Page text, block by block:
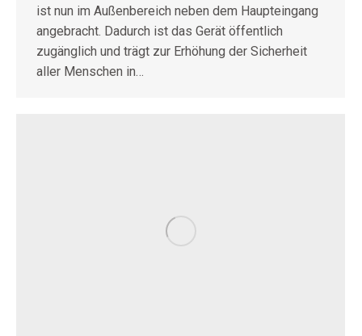
ist nun im Außenbereich neben dem Haupteingang
angebracht. Dadurch ist das Gerät öffentlich
zugänglich und trägt zur Erhöhung der Sicherheit
aller Menschen in…